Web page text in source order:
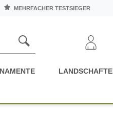
MEHRFACHER TESTSIEGER